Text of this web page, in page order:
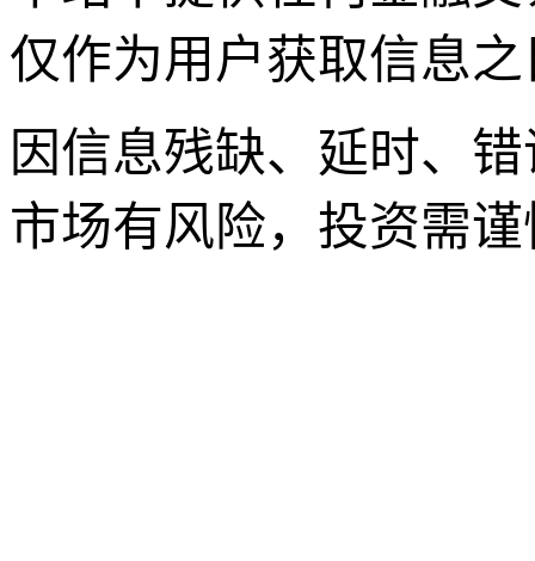
仅作为用户获取信息
因信息残缺、延时、
市场有风险，投资需